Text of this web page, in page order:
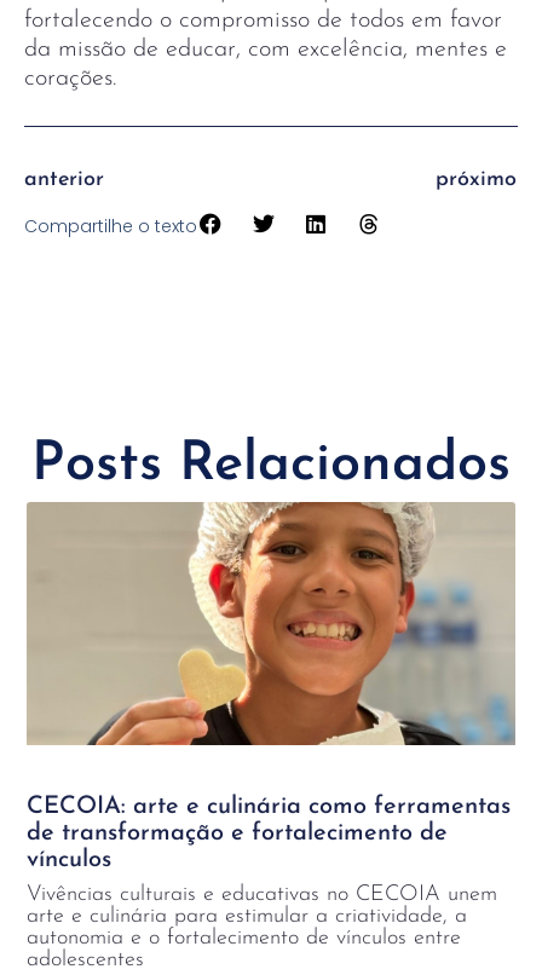
fortalecendo o compromisso de todos em favor
da missão de educar, com excelência, mentes e
corações.
anterior próximo
Compartilhe o texto
Posts Relacionados
CECOIA: arte e culinária como ferramentas
de transformação e fortalecimento de
vínculos
Vivências culturais e educativas no CECOIA unem
arte e culinária para estimular a criatividade, a
autonomia e o fortalecimento de vínculos entre
adolescentes